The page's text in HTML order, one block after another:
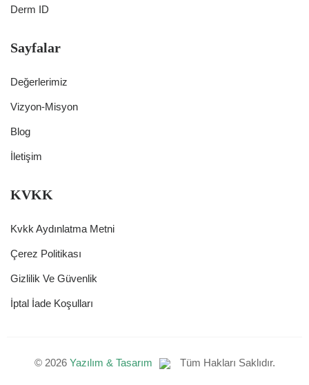
Derm ID
Sayfalar
Değerlerimiz
Vizyon-Misyon
Blog
İletişim
KVKK
Kvkk Aydınlatma Metni
Çerez Politikası
Gizlilik Ve Güvenlik
İptal İade Koşulları
© 2026 Yazılım & Tasarım Tüm Hakları Saklıdır.